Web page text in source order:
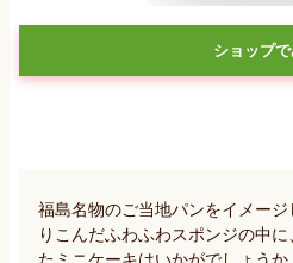
ショップ
福島名物のご当地パンをイメー
りこんだふわふわスポンジの中